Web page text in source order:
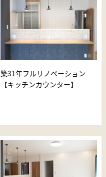
築31年フルリノベーション
【キッチンカウンター】